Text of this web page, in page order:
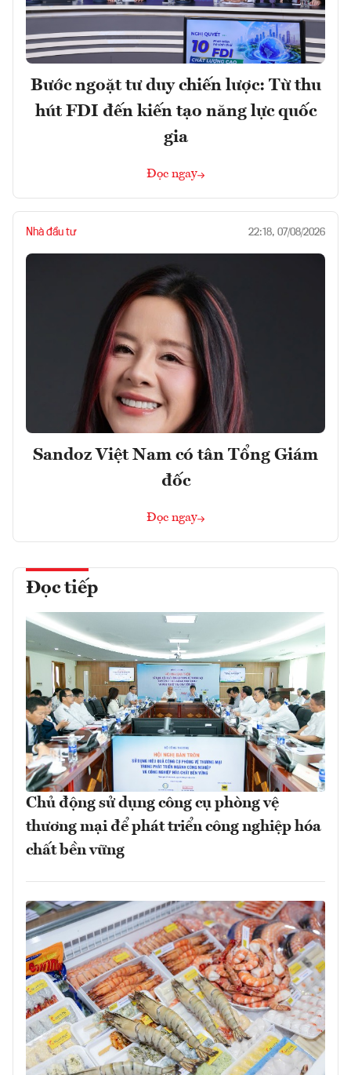
Bước ngoặt tư duy chiến lược: Từ thu
hút FDI đến kiến tạo năng lực quốc
gia
Đọc ngay
Nhà đầu tư 22:18, 07/08/2026
Sandoz Việt Nam có tân Tổng Giám
đốc
Đọc ngay
Đọc tiếp
Chủ động sử dụng công cụ phòng vệ
thương mại để phát triển công nghiệp hóa
chất bền vững